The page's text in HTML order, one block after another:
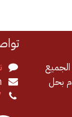
بحل